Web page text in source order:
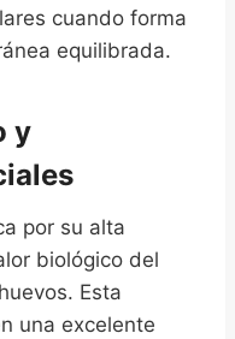
cuando forma
equilibrada.
y
por su alta
biológico del
Esta
una excelente